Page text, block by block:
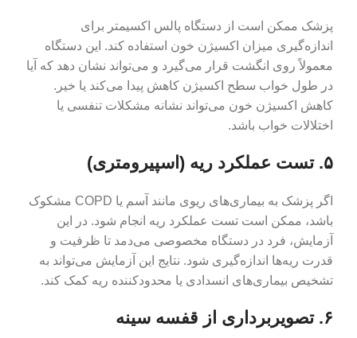
پزشک ممکن است از دستگاه پالس اکسیمتر برای
اندازه‌گیری میزان اکسیژن خون استفاده کند. این دستگاه
معمولاً روی انگشت قرار می‌گیرد و می‌تواند نشان دهد که آیا
در طول خواب سطح اکسیژن کاهش پیدا می‌کند یا خیر.
کاهش اکسیژن خون می‌تواند نشانه مشکلات تنفسی یا
اختلالات خواب باشد.
۵. تست عملکرد ریه (اسپیرومتری)
اگر پزشک به بیماری‌های ریوی مانند آسم یا COPD مشکوک
باشد، ممکن است تست عملکرد ریه انجام شود. در این
آزمایش، فرد در دستگاه مخصوصی می‌دمد تا ظرفیت و
قدرت ریه‌ها اندازه‌گیری شود. نتایج این آزمایش می‌تواند به
تشخیص بیماری‌های انسدادی یا محدودکننده ریه کمک کند.
۶. تصویربرداری از قفسه سینه